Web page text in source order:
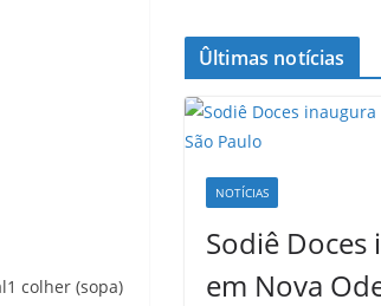
colher (sopa)
Ûltimas notícias
NOTÍCIAS
Sodiê
em Nova